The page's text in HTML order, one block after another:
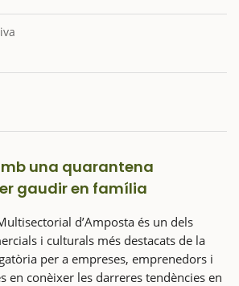
una quarantena
gaudir en família
d’Amposta és un dels
i culturals més destacats de la
per a empreses, emprenedors i
en conèixer les darreres tendències en